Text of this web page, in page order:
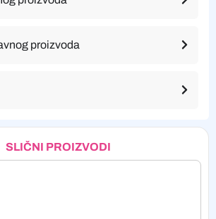
proizvoda
SLIČNI PROIZVODI